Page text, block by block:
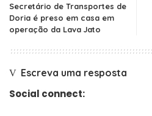
Secretário de Transportes de
Doria é preso em casa em
operação da Lava Jato
Escreva uma resposta
Social connect: